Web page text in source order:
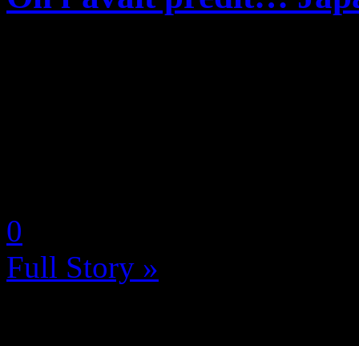
0
Full Story »